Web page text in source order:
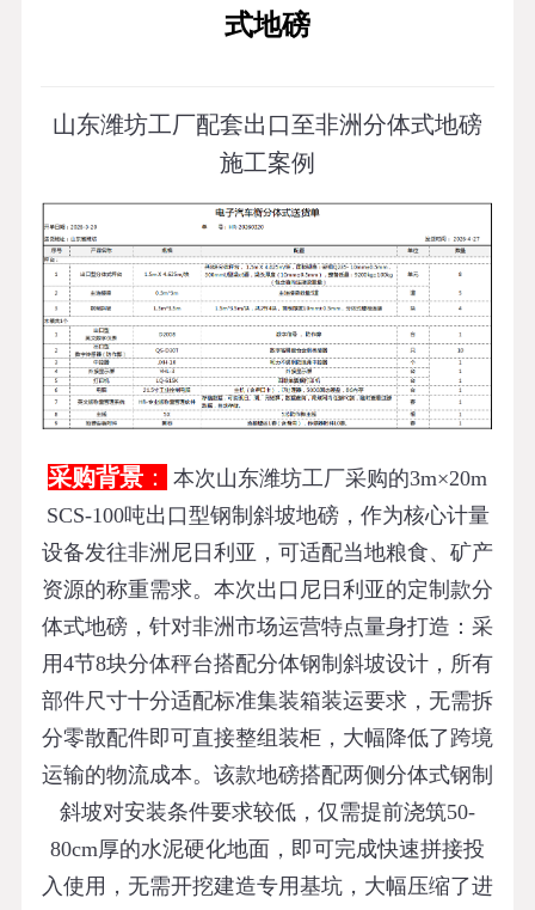
式地磅
山东潍坊工厂配套出口至非洲分体式地磅
施工案例
采购背景 ：
本次山东潍坊工厂采购的3m×20m
SCS-100吨出口型钢制斜坡地磅，作为核心计量
设备发往非洲尼日利亚，可适配当地粮食、矿产
资源的称重需求。本次出口尼日利亚的定制款分
体式地磅，针对非洲市场运营特点量身打造：采
用4节8块分体秤台搭配分体钢制斜坡设计，所有
部件尺寸十分适配标准集装箱装运要求，无需拆
分零散配件即可直接整组装柜，大幅降低了跨境
运输的物流成本。该款地磅搭配两侧分体式钢制
斜坡对安装条件要求较低，仅需提前浇筑50-
80cm厚的水泥硬化地面，即可完成快速拼接投
入使用，无需开挖建造专用基坑，大幅压缩了进